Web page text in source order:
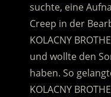
suchte, eine
Creep in der
KOLACNY
und wollte den
haben. So
KOLACNY